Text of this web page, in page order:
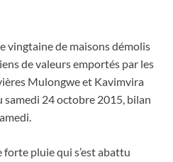
vingtaine de maisons démolis
de valeurs emportés par les
Mulongwe et Kavimvira
samedi 24 octobre 2015, bilan
pluie qui s’est abattu